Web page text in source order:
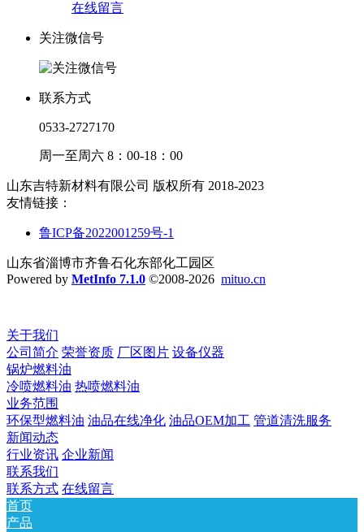
在线留言
关注微信号
联系方式
0533-2727170
周一至周六 8：00-18：00
山东吉特新材料有限公司 版权所有 2018-2023
友情链接：
鲁ICP备2022001259号-1
山东省淄博市齐鲁石化东部化工园区
Powered by MetInfo 7.1.0 ©2008-2026 mituo.cn
关于我们
公司简介 荣誉资质 厂区图片 设备仪器
锅炉燃料油
冷喷燃料油 热喷燃料油
业务范围
环保型燃料油 油品在线净化 油品OEM加工 管道清洗服务
新闻动态
行业资讯 企业新闻
联系我们
联系方式 在线留言
首页
产品